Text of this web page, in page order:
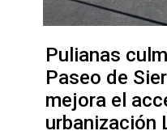
Pulianas
Paseo de
mejora el
urbanización